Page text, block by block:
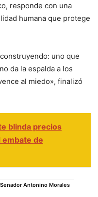
responde con una
humana que protege
uno que
da la espalda a los
al miedo», finalizó
blinda precios
embate de
Senador Antonino Morales